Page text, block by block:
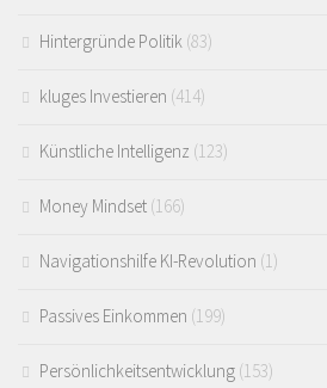
Hintergründe Politik (83)
kluges Investieren (414)
Künstliche Intelligenz (123)
Money Mindset (166)
Navigationshilfe KI-Revolution (1)
Passives Einkommen (199)
Persönlichkeitsentwicklung (153)